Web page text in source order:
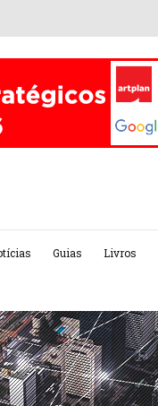
Guias Livros